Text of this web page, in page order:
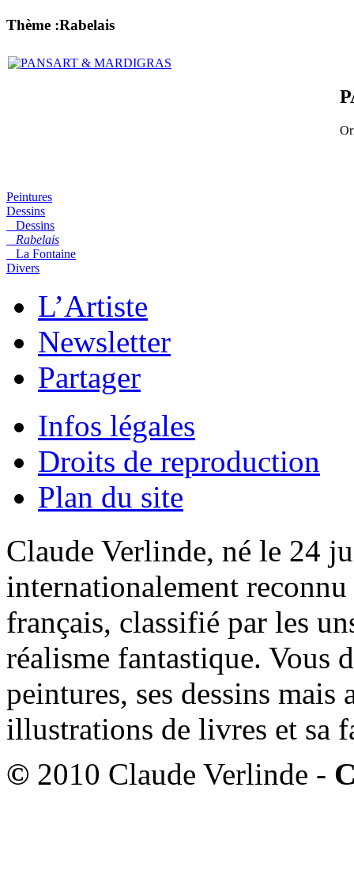
Thème :Rabelais
Peintures
Dessins
Dessins
Rabelais
La Fontaine
Divers
L’Artiste
Newsletter
Partager
Infos légales
Droits de reproduction
Plan du site
Claude Verlinde, né le 24
internationalement
français, classifié par les
réalisme fantastique. Vous
peintures, ses dessins mais
illustrations de livres et sa
© 2010 Claude Verlinde -